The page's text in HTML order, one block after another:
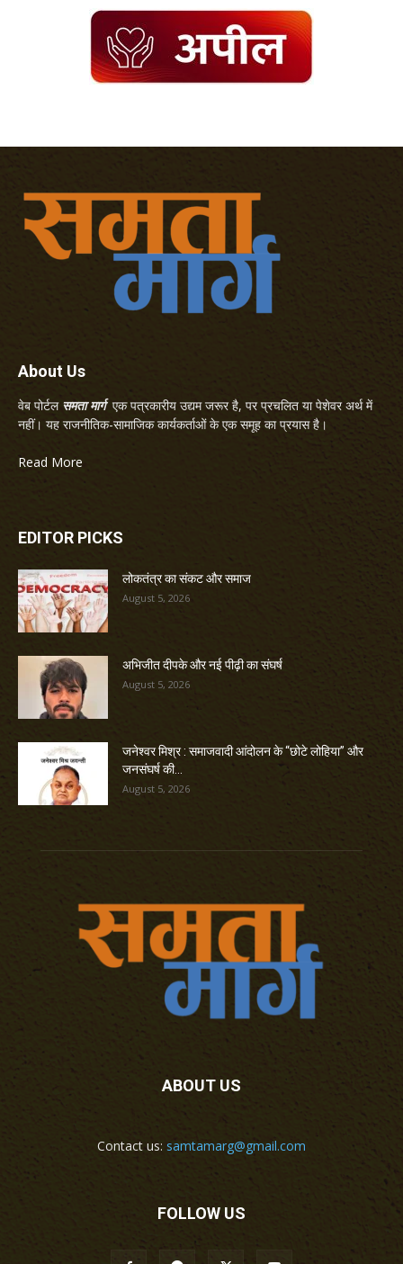
About Us
वेब पोर्टल समता मार्गएक पत्रकारीय उद्यम जरूर है, पर प्रचलित या पेशेवर अर्थ में
नहीं। यह राजनीतिक-सामाजिक कार्यकर्ताओं के एक समूह का प्रयास है।
Read More
EDITOR PICKS
लोकतंत्र का संकट और समाज
August 5, 2026
अभिजीत दीपके और नई पीढ़ी का संघर्ष
August 5, 2026
जनेश्वर मिश्र : समाजवादी आंदोलन के “छोटे लोहिया” और
जनसंघर्ष की...
August 5, 2026
ABOUT US
Contact us: samtamarg@gmail.com
FOLLOW US